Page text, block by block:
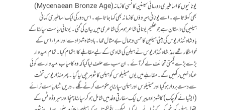
یونانیوں کا اساطیری دور مائی سینین کانسی کا زمانہ ‏(Mycenaean Bronze Age)
بھی کہلاتا ہے۔ اسے یونانی ہیروؤں کا زمانہ بھی کہا جاتا ہے۔ اس دور کی ایک اساطیری کہانی
ہیلین کی داستان ہے جو عظیم یونانی شاعر ہومر کی شاعری میں بیان کی گئی ۔ یونانی ریاست سپارٹا کے
بادشاہ ٹنڈاریوس کی بیٹی ہیلین کا حسن و جمال بے مثال تھا۔ بادشاہ شہزادے اور امراء اس کے
خواستگار تھے لہذا شاہ ٹنڈاریوس نے ہیلن کی شادی کے لیے مقابلے کا اہتمام کیا۔ تمام امیدوار
بڑے بڑے قیمتی تحائف لے کر آئے۔ ان سب سے حلف لیا گیا کہ وہ کامیاب امیدوار سے کوئی
عناد نہیں رکھیں گے۔ مقابلے میں یوں مینیلوس کو ہیلن کا شوہر چن لیا گیا۔ پھر منڈاریوس تخت
سے دست بردار ہو گیا اور مینیلوس اور ہیلن سپارٹا پر حکومت کرنے لگے۔ دریں اثنار یاست ٹرائے
( ایشیائے کو چک ) کا شہزادہ پیرس ایک سفارتی وفد میں شامل ہو کر سپارٹا پہنچا اور ہیروڈوٹس کے